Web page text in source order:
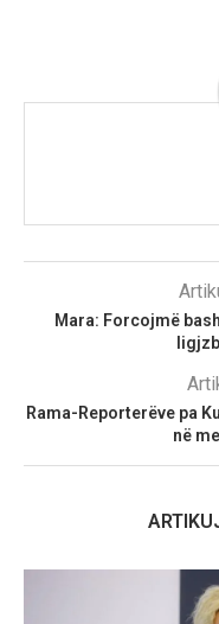
Mara: Forcojmë
Rama-Reporterëve pa
në